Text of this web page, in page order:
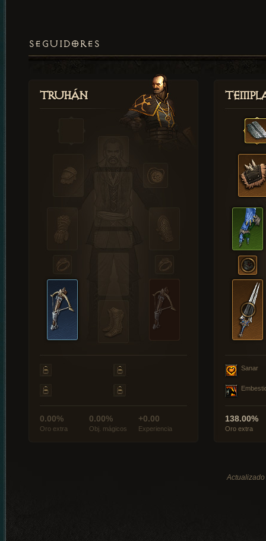
SEGUIDORES
Truhán
0.00%
Oro extra
0.00%
Obj. mágicos
+0.00
Experiencia
Sanar
138.00%
Oro extra